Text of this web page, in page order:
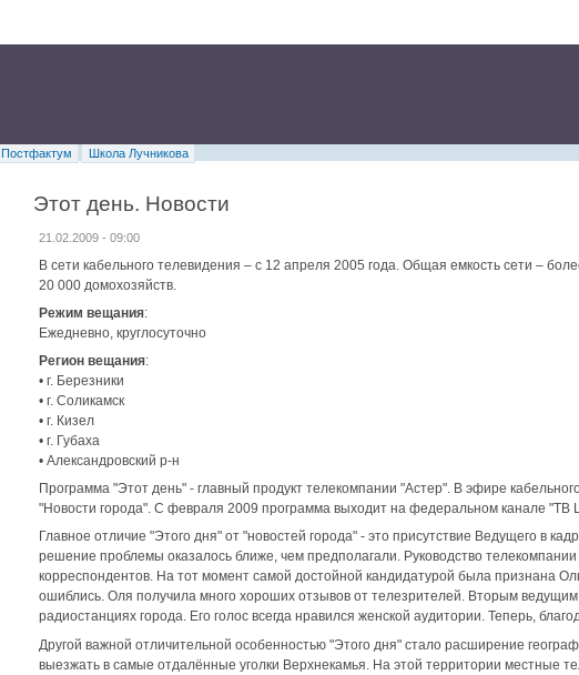
Постфактум
Школа Лучникова
Этот день. Новости
21.02.2009 - 09:00
В сети кабельного телевидения – с 12 апреля 2005 года. Общая емкость сети –
20 000 домохозяйств.
Режим вещания:
Ежедневно, круглосуточно
Регион вещания:
• г. Березники
• г. Соликамск
• г. Кизел
• г. Губаха
• Александровский р-н
Программа "Этот день" - главный продукт телекомпании "Астер". В эфире
"Новости города". С февраля 2009 программа выходит на федеральном канале "ТВ
Главное отличие "Этого дня" от "новостей города" - это присутствие Ведущего в
решение проблемы оказалось ближе, чем предполагали. Руководство
корреспондентов. На тот момент самой достойной кандидатурой была признана
ошиблись. Оля получила много хороших отзывов от телезрителей. Вторым
радиостанциях города. Его голос всегда нравился женской аудитории. Теперь,
Другой важной отличительной особенностью "Этого дня" стало расширение
выезжать в самые отдалённые уголки Верхнекамья. На этой территории местные